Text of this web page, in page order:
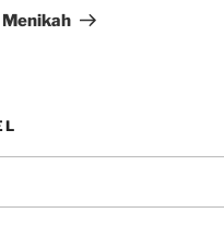
Menikah